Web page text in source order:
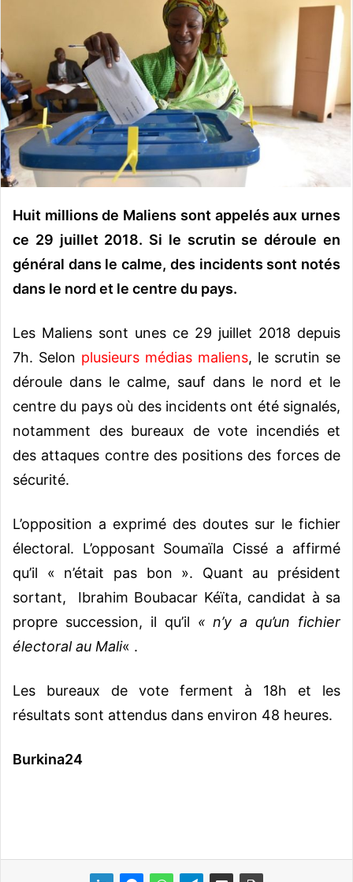
e
r
u
c
o
u
r
e
l
Huit millions de Maliens sont appelés aux urnes
ce 29 juillet 2018. Si le scrutin se déroule en
général dans le calme, des incidents sont notés
dans le nord et le centre du pays.
Les Maliens sont unes ce 29 juillet 2018 depuis
7h. Selon plusieurs médias maliens, le scrutin se
déroule dans le calme, sauf dans le nord et le
centre du pays où des incidents ont été signalés,
notamment des bureaux de vote incendiés et
des attaques contre des positions des forces de
sécurité.
L’opposition a exprimé des doutes sur le fichier
électoral. L’opposant Soumaïla Cissé a affirmé
qu’il « n’était pas bon ». Quant au président
sortant, Ibrahim Boubacar Kéïta, candidat à sa
propre succession, il qu’il « n’y a qu’un fichier
électoral au Mali« .
Les bureaux de vote ferment à 18h et les
résultats sont attendus dans environ 48 heures.
Burkina24